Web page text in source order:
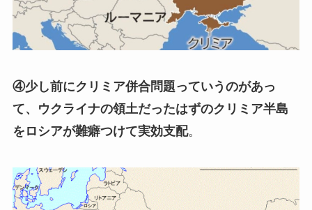
④少し前にクリミア併合問題っていうのがあっ
て、ウクライナの領土だったはずのクリミア半島
をロシアが難癖つけて実効支配。